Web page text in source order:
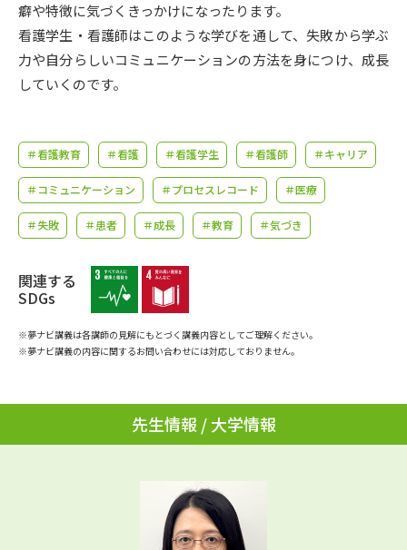
学問発見 学問検索
学問のミニ講義「夢ナビ講義」 学問分野解説
学問の教科書 夢ナビライブ
Ｑ＆Ａ よくあるご質問
資料の料金の
お支払いについて
受付内容・発送状況の確認
お支払いサイト
特定商取引表記
癖や特徴に気づくきっかけになったります。
看護学生・看護師はこのような学びを通して、失敗から学ぶ
力や自分らしいコミュニケーションの方法を身につけ、成長
していくのです。
＃看護教育 ＃看護 ＃看護学生 ＃看護師 ＃キャリア
＃コミュニケーション ＃プロセスレコード ＃医療
＃失敗 ＃患者 ＃成長 ＃教育 ＃気づき
関連する
SDGs
※夢ナビ講義は各講師の見解にもとづく講義内容としてご理解ください。
※夢ナビ講義の内容に関するお問い合わせには対応しておりません。
先生情報 / 大学情報